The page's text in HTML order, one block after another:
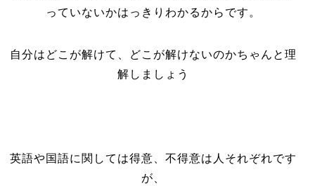
っていないかはっきりわかるからです。
自分はどこが解けて、どこが解けないのかちゃんと理
解しましょう
英語や国語に関しては得意、不得意は人それぞれです
が、